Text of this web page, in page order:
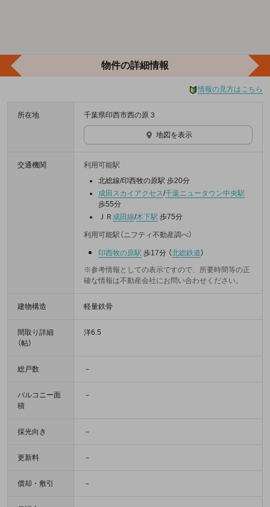
物件の詳細情報
情報の見方はこちら
所在地 千葉県印西市西の原３
地図を表示
交通機関
利用可能駅
北総線/印西牧の原駅 歩20分
成田スカイアクセス/千葉ニュータウン中央駅
歩55分
ＪＲ 成田線/木下駅 歩75分
利用可能駅（ニフティ不動産調べ）
印西牧の原駅 歩17分 （北総鉄道）
※参考情報としての表示ですので、所要時間等の正
確な情報は不動産会社にお問い合わせください。
建物構造 軽量鉄骨
間取り詳細
（帖）
洋6.5
総戸数 －
バルコニー面
積
－
採光向き －
更新料 －
償却・敷引 －